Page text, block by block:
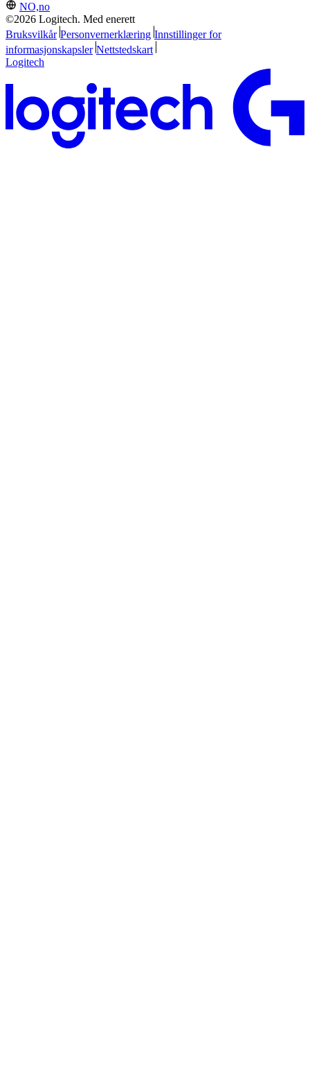
NO,no
©2026 Logitech. Med enerett
Bruksvilkår Personvernerklæring Innstillinger for
informasjonskapsler Nettstedskart
Logitech